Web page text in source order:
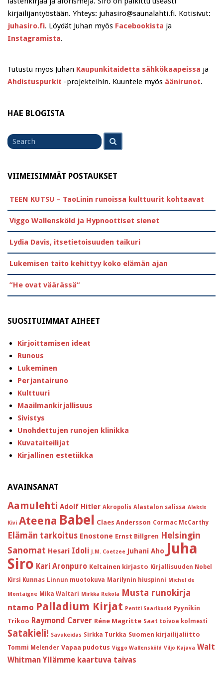
kirjailijantyöstään. Yhteys: juhasiro@saunalahti.fi. Kotisivut:
juhasiro.fi. Löydät Juhan myös Facebookista ja
Instagramista.
Tutustu myös Juhan Kaupunkitaidetta sähkökaapeissa ja
Ahdistuspurkit -projekteihin. Kuuntele myös äänirunot.
HAE BLOGISTA
for
VIIMEISIMMÄT POSTAUKSET
TEEN KUTSU – TaoLinin runoissa kulttuurit kohtaavat
Viggo Wallensköld ja Hypnoottiset sienet
Lydia Davis, itsetietoisuuden taikuri
Lukemisen taito kehittyy koko elämän ajan
”He ovat väärässä”
SUOSITUIMMAT AIHEET
Kirjoittamisen ideat
Runous
Lukeminen
Perjantairuno
Kulttuuri
Maailmankirjallisuus
Sivistys
Unohdettujen runojen klinikka
Kuvataiteilijat
Kirjallinen estetiikka
AVAINSANAT
Aamulehti Adolf Hitler Akropolis Alastalon salissa Aleksis
Kivi Ateena Babel Claes Andersson Cormac McCarthy
Elämän tarkoitus Enostone Ernst Billgren Helsingin
Sanomat Hesari Idoli J.M. Coetzee Juhani Aho Juha
Siro Kari Aronpuro Keltainen kirjasto Kirjallisuuden Nobel
Kirsi Kunnas Linnun muotokuva Marilynin hiuspinni Michel de
Montaigne Mika Waltari Mirkka Rekola Musta runokirja
ntamo Palladium Kirjat Pentti Saarikoski Pyynikin
Trikoo Raymond Carver Réne Magritte Saat toivoa kolmesti
Satakieli! Savukeidas Sirkka Turkka Suomen kirjailijaliitto
Tommi Melender Vapaa pudotus Viggo Wallensköld Viljo Kajava Walt
Whitman Yllämme kaartuva taivas